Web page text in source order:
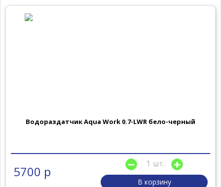
Водораздатчик Aqua Work 0.7-LWR бело-черный
5700 р
шт.
В корзину